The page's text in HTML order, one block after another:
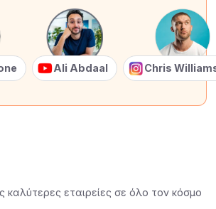
Ali Abdaal Chris
καλύτερες εταιρείες σε όλο τον κόσμο